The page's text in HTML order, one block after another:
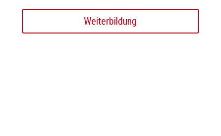
Weiterbildung